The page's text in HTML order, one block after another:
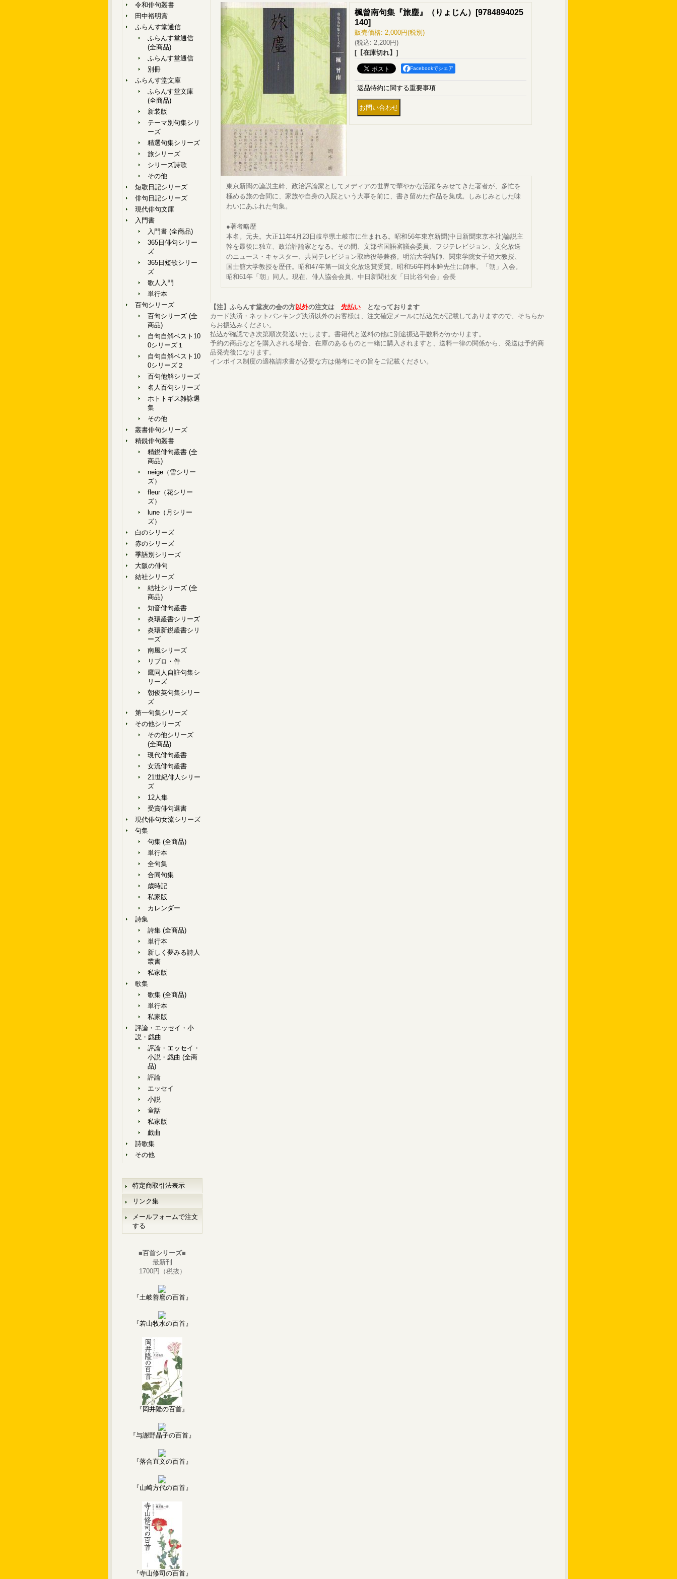
令和俳句叢書
田中裕明賞
ふらんす堂通信
ふらんす堂通信
(全商品)
ふらんす堂通信
別冊
ふらんす堂文庫
ふらんす堂文庫
(全商品)
新装版
テーマ別句集シリ
ーズ
精選句集シリーズ
旅シリーズ
シリーズ詩歌
その他
短歌日記シリーズ
俳句日記シリーズ
現代俳句文庫
入門書
入門書 (全商品)
365日俳句シリー
ズ
365日短歌シリー
ズ
歌人入門
単行本
百句シリーズ
百句シリーズ (全
商品)
自句自解ベスト10
0シリーズ１
自句自解ベスト10
0シリーズ２
百句他解シリーズ
名人百句シリーズ
ホトトギス雑詠選
集
その他
叢書俳句シリーズ
精鋭俳句叢書
精鋭俳句叢書 (全
商品)
neige（雪シリー
ズ）
fleur（花シリー
ズ）
lune（月シリー
ズ）
白のシリーズ
赤のシリーズ
季語別シリーズ
大阪の俳句
結社シリーズ
結社シリーズ (全
商品)
知音俳句叢書
炎環叢書シリーズ
炎環新鋭叢書シリ
ーズ
南風シリーズ
リブロ・件
鷹同人自註句集シ
リーズ
朝俊英句集シリー
ズ
第一句集シリーズ
その他シリーズ
その他シリーズ
(全商品)
現代俳句叢書
女流俳句叢書
21世紀俳人シリー
ズ
12人集
受賞俳句選書
現代俳句女流シリーズ
句集
句集 (全商品)
単行本
全句集
合同句集
歳時記
私家版
カレンダー
詩集
詩集 (全商品)
単行本
新しく夢みる詩人
叢書
私家版
歌集
歌集 (全商品)
単行本
私家版
評論・エッセイ・小
説・戯曲
評論・エッセイ・
小説・戯曲 (全商
品)
評論
エッセイ
小説
童話
私家版
戯曲
詩歌集
その他
特定商取引法表示
リンク集
メールフォームで注文
する
■百首シリーズ■
最新刊
1700円（税抜）
『土岐善麿の百首』
『若山牧水の百首』
『岡井隆の百首』
『与謝野晶子の百首』
『落合直文の百首』
『山崎方代の百首』
『寺山修司の百首』
楓曾南句集『旅塵』（りょじん） [9784894025
140]
販売価格: 2,000円(税別)
(税込: 2,200円)
[【在庫切れ】]
Facebookでシェア
返品特約に関する重要事項
東京新聞の論説主幹、政治評論家としてメディアの世界で華やかな活躍をみせてきた著者が、多忙を
極める旅の合間に、家族や自身の入院という大事を前に、書き留めた作品を集成。しみじみとした味
わいにあふれた句集。
●著者略歴
本名。元夫。大正11年4月23日岐阜県土岐市に生まれる。昭和56年東京新聞(中日新聞東京本社)論説主
幹を最後に独立、政治評論家となる。その間、文部省国語審議会委員、フジテレビジョン、文化放送
のニュース・キャスター、共同テレビジョン取締役等兼務。明治大学講師、関東学院女子短大教授、
国士舘大学教授を歴任。昭和47年第一回文化放送賞受賞。昭和56年岡本眸先生に師事。「朝」入会。
昭和61年「朝」同人。現在、俳人協会会員、中日新聞社友「日比谷句会」会長
【注】ふらんす堂友の会の方以外の注文は 先払い となっております
カード決済・ネットバンキング決済以外のお客様は、注文確定メールに払込先が記載してありますので、そちらか
らお振込みください。
払込が確認でき次第順次発送いたします。書籍代と送料の他に別途振込手数料がかかります。
予約の商品などを購入される場合、在庫のあるものと一緒に購入されますと、送料一律の関係から、発送は予約商
品発売後になります。
インボイス制度の適格請求書が必要な方は備考にその旨をご記載ください。